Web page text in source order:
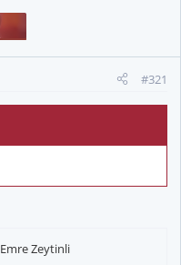
#321
Emre Zeytinli